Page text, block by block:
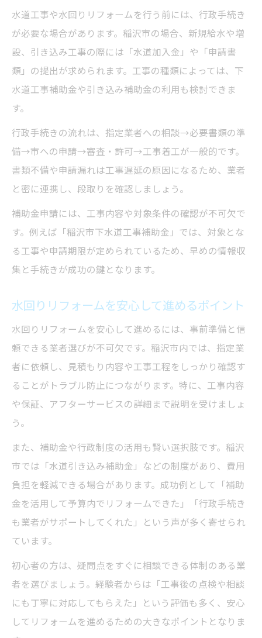
水道工事や水回りリフォームを行う前には、行政手続き
が必要な場合があります。稲沢市の場合、新規給水や増
設、引き込み工事の際には「水道加入金」や「申請書
類」の提出が求められます。工事の種類によっては、下
水道工事補助金や引き込み補助金の利用も検討できま
す。
行政手続きの流れは、指定業者への相談→必要書類の準
備→市への申請→審査・許可→工事着工が一般的です。
書類不備や申請漏れは工事遅延の原因になるため、業者
と密に連携し、段取りを確認しましょう。
補助金申請には、工事内容や対象条件の確認が不可欠で
す。例えば「稲沢市下水道工事補助金」では、対象とな
る工事や申請期限が定められているため、早めの情報収
集と手続きが成功の鍵となります。
水回りリフォームを安心して進めるポイント
水回りリフォームを安心して進めるには、事前準備と信
頼できる業者選びが不可欠です。稲沢市内では、指定業
者に依頼し、見積もり内容や工事工程をしっかり確認す
ることがトラブル防止につながります。特に、工事内容
や保証、アフターサービスの詳細まで説明を受けましょ
う。
また、補助金や行政制度の活用も賢い選択肢です。稲沢
市では「水道引き込み補助金」などの制度があり、費用
負担を軽減できる場合があります。成功例として「補助
金を活用して予算内でリフォームできた」「行政手続き
も業者がサポートしてくれた」という声が多く寄せられ
ています。
初心者の方は、疑問点をすぐに相談できる体制のある業
者を選びましょう。経験者からは「工事後の点検や相談
にも丁寧に対応してもらえた」という評価も多く、安心
してリフォームを進めるための大きなポイントとなりま